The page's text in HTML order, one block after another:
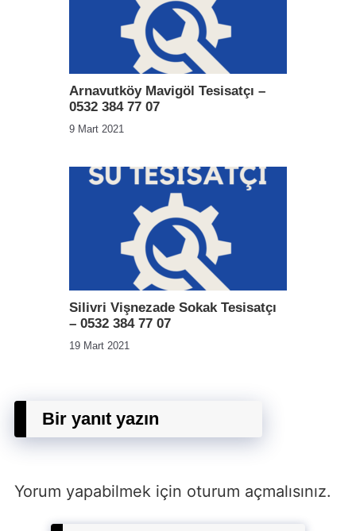
Arnavutköy Mavigöl Tesisatçı –
0532 384 77 07
9 Mart 2021
Silivri Vişnezade Sokak Tesisatçı
– 0532 384 77 07
19 Mart 2021
Bir yanıt yazın
Yorum yapabilmek için oturum açmalısınız.